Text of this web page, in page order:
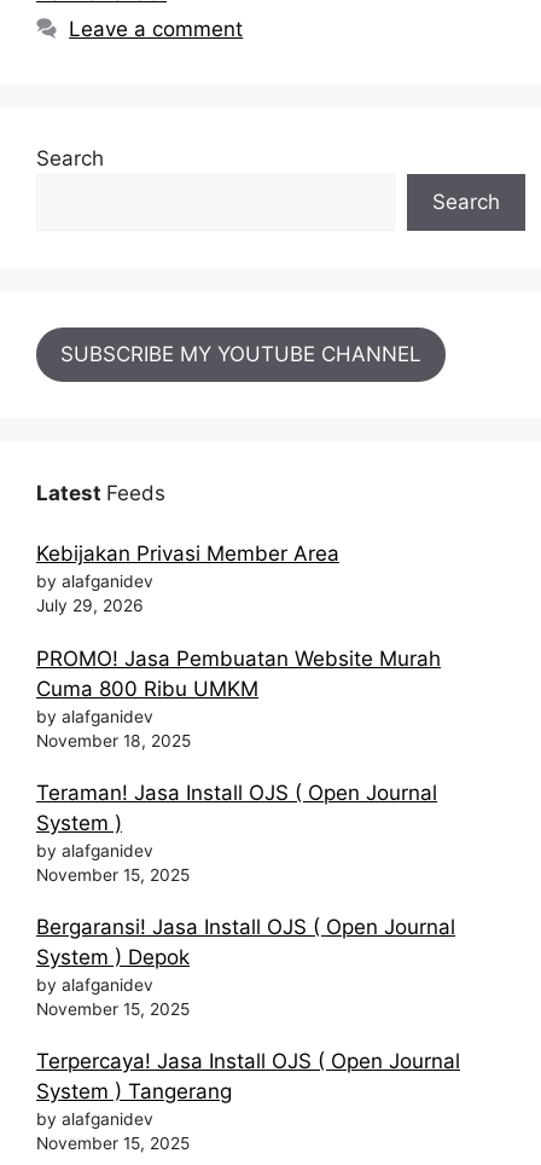
Leave a comment
Search
Search
SUBSCRIBE MY YOUTUBE CHANNEL
Latest Feeds
Kebijakan Privasi Member Area
by alafganidev
July 29, 2026
PROMO! Jasa Pembuatan Website Murah
Cuma 800 Ribu UMKM
by alafganidev
November 18, 2025
Teraman! Jasa Install OJS ( Open Journal
System )
by alafganidev
November 15, 2025
Bergaransi! Jasa Install OJS ( Open Journal
System ) Depok
by alafganidev
November 15, 2025
Terpercaya! Jasa Install OJS ( Open Journal
System ) Tangerang
by alafganidev
November 15, 2025